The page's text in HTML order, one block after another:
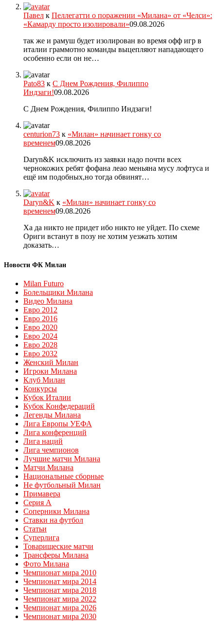
Павел к Пеллегатти о поражении «Милана» от «Челси»:
«Камарду просто изолировали»09.08.2026
так же и рамуш будет изолирован во время офф игр в
италии граммотно команды выцепляют нападающего
особенно если он не…
Pato83 к С Днем Рождения, Филиппо
Индзаги!09.08.2026
С Днем Рождения, Филиппо Индзаги!
centurion73 к «Милан» начинает гонку со
временем09.08.2026
Daryn&K исключить из заявки надо почти всех
чернокожих ребят фофана леао меньяна мусу лофтуса и
ещё им подобных,но тогда обвинят…
Daryn&K к «Милан» начинает гонку со
временем09.08.2026
Ха да никто не придет ибо никто не уйдет. По схеме
Ориги встанут в позу не хотим уезжать хотим
доказать…
Новости ФК Милан
Milan Futuro
Болельщики Милана
Видео Милана
Евро 2012
Евро 2016
Евро 2020
Евро 2024
Евро 2028
Евро 2032
Женский Милан
Игроки Милана
Клуб Милан
Конкурсы
Кубок Италии
Кубок Конфедераций
Легенды Милана
Лига Европы УЕФА
Лига конференций
Лига наций
Лига чемпионов
Лучшие матчи Милана
Матчи Милана
Национальные сборные
Не футбольный Милан
Примавера
Серия А
Соперники Милана
Ставки на футбол
Статьи
Суперлига
Товарищеские матчи
Трансферы Милана
Фото Милана
Чемпионат мира 2010
Чемпионат мира 2014
Чемпионат мира 2018
Чемпионат мира 2022
Чемпионат мира 2026
Чемпионат мира 2030